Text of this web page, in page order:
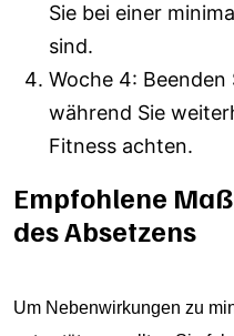
Sie bei einer
sind.
Woche 4: Beenden
während Sie
Fitness achten.
Empfohlene
des Absetzens
Um Nebenwirkungen zu